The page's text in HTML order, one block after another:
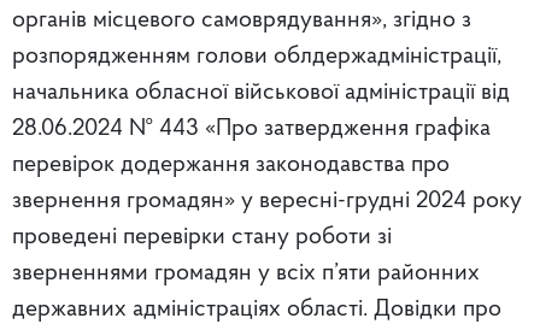
органів місцевого самоврядування», згідно з
розпорядженням голови облдержадміністрації,
начальника обласної військової адміністрації від
28.06.2024 № 443 «Про затвердження графіка
перевірок додержання законодавства про
звернення громадян» у вересні-грудні 2024 року
проведені перевірки стану роботи зі
зверненнями громадян у всіх п’яти районних
державних адміністраціях області. Довідки про